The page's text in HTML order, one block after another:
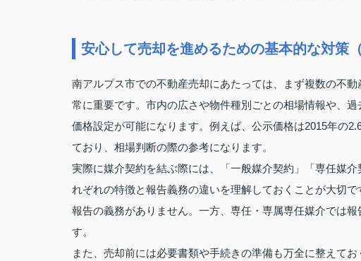
安心して売却を進めるための基本的な対策
南アルプス市での不動産売却にあたっては、まず複数の不
常に重要です。市内の広さや物件種別ごとの相場情報や、
価格設定が可能になります。例えば、公示価格は2015年の
ており、相場判断の際の参考になります。
実際に媒介契約を結ぶ際には、「一般媒介契約」「専任媒
れぞれの特徴と報告義務の違いを理解しておくことが大切
報告の義務がありません。一方、専任・専属専任媒介では
す。
また、売却前には必要書類や手続きの準備も万全に整えて